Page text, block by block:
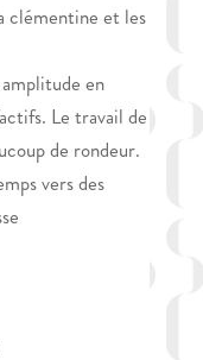
clémentine et les
en
Le travail de
de rondeur.
vers des